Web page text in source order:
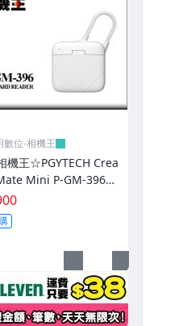
閃光燈-其它廠牌
電池把手、握把、兔籠
熱靴座、觀景窗、手機夾
遙控器、快門線
接寫環、增距鏡、轉接環
數位攝影機 EOS Cinema
攝影機-GoPro
數位-相機王
機王☆PGYTECH Crea
Mini P-GM-396
〔SD、MicroSD卡適
記憶卡收納盒/讀卡機